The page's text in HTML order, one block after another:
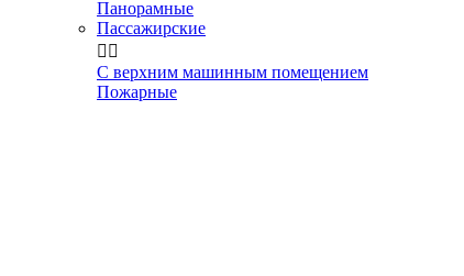
Панорамные
Пассажирские
 
С верхним машинным помещением
Пожарные